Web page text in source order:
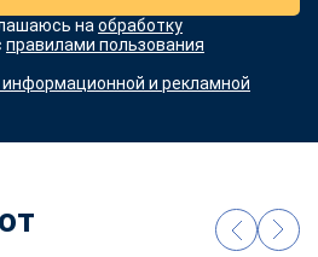
на обработку
правилами пользования
информационной и рекламной